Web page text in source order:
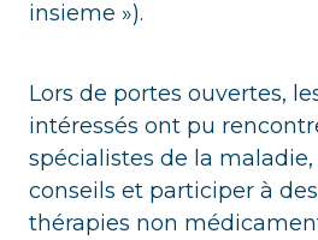
insieme »).
Lors de portes ouvertes,
intéressés ont pu
spécialistes de la
conseils et participer à
thérapies non